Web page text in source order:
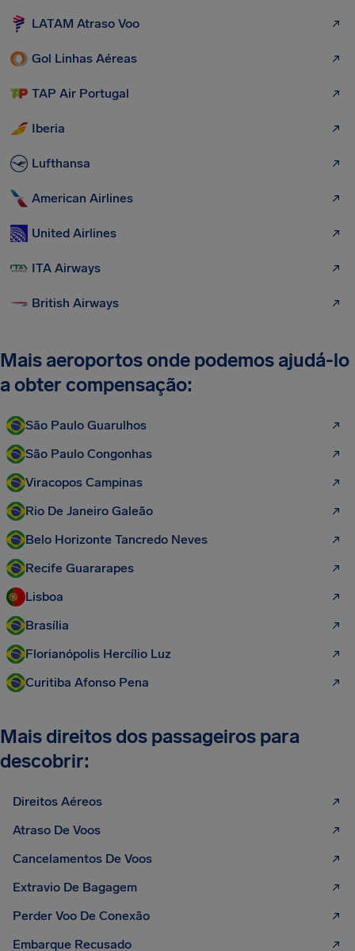
LATAM Atraso Voo
Gol Linhas Aéreas
TAP Air Portugal
Iberia
Lufthansa
American Airlines
United Airlines
ITA Airways
British Airways
Mais aeroportos onde podemos ajudá-lo
a obter compensação:
São Paulo Guarulhos
São Paulo Congonhas
Viracopos Campinas
Rio De Janeiro Galeão
Belo Horizonte Tancredo Neves
Recife Guararapes
Lisboa
Brasília
Florianópolis Hercílio Luz
Curitiba Afonso Pena
Mais direitos dos passageiros para
descobrir:
Direitos Aéreos
Atraso De Voos
Cancelamentos De Voos
Extravio De Bagagem
Perder Voo De Conexão
Embarque Recusado